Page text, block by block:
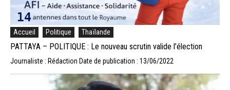
Accueil Politique Thaïlande
PATTAYA – POLITIQUE : Le nouveau scrutin valide l’élection
Journaliste : Rédaction Date de publication : 13/06/2022